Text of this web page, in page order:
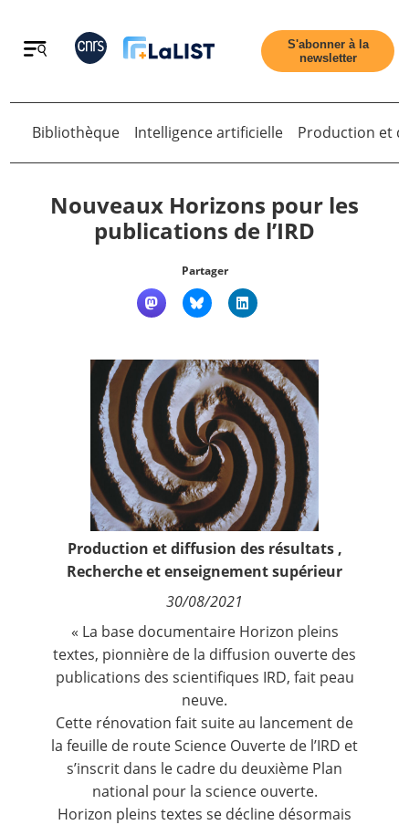
Retour
Qui sommes nous ?
Nous suivre
S'abonner à la
newsletter
Retour
Bibliothèque Intelligence artificielle Production et
Nouveaux Horizons pour les
publications de l’IRD
Partager
Production et diffusion des résultats,
Recherche et enseignement supérieur
30/08/2021
« La base documentaire Horizon pleins
textes, pionnière de la diffusion ouverte des
publications des scientifiques IRD, fait peau
neuve.
Cette rénovation fait suite au lancement de
la feuille de route Science Ouverte de l’IRD et
s’inscrit dans le cadre du deuxième Plan
national pour la science ouverte.
Horizon pleins textes se décline désormais